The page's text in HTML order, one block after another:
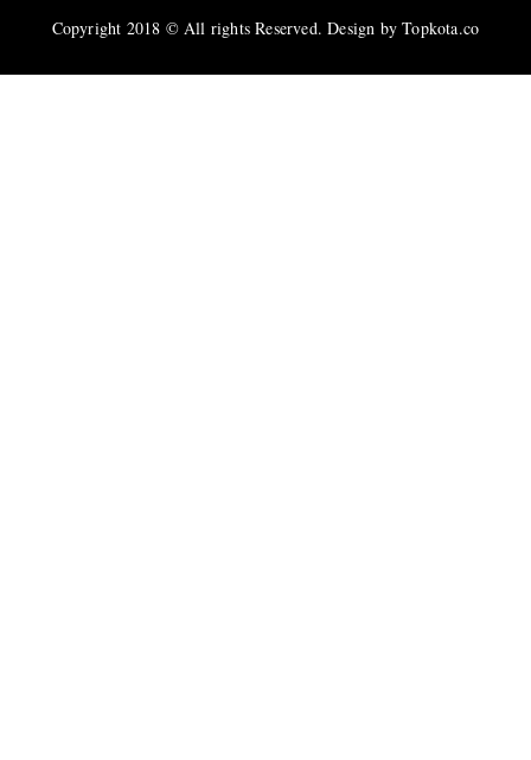
Copyright 2018 © All rights Reserved. Design by Topkota.co